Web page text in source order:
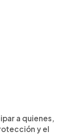
a quienes,
y el